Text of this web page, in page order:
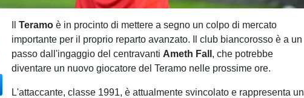
IlTeramoè in procinto di mettere a segno un colpo di mercato
importante per il proprio reparto avanzato. Il club biancorosso è a un
passo dall'ingaggio del centravanti Ameth Fall , che potrebbe
diventare un nuovo giocatore del Teramo nelle prossime ore.
L'attaccante, classe 1991, è attualmente svincolato e rappresenta un